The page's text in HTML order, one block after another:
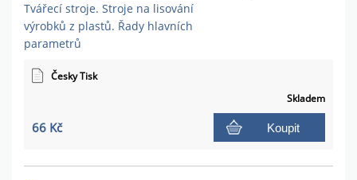
Tvářecí stroje. Stroje na lisování
výrobků z plastů. Řady hlavních
parametrů
Česky Tisk
Skladem
66 Kč Koupit